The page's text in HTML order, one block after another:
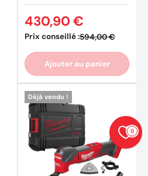
Prix conseillé :594,00 €
430,90 €
Ajouter au panier
Déjà vendu !
0